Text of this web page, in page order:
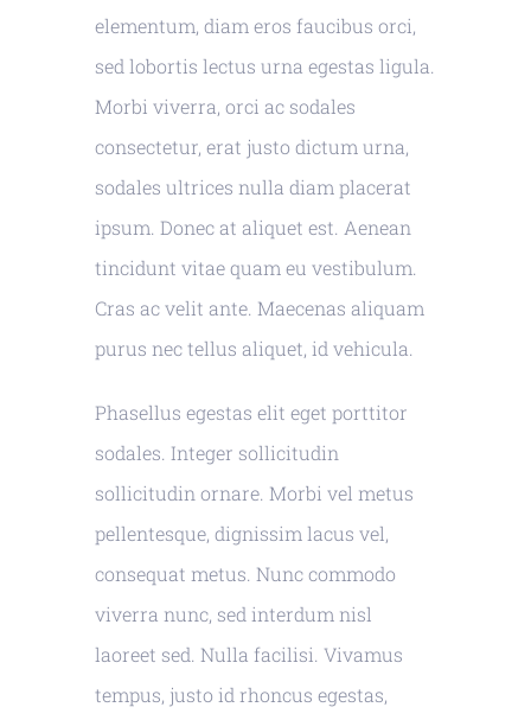
elementum, diam eros faucibus orci,
sed lobortis lectus urna egestas ligula.
Morbi viverra, orci ac sodales
consectetur, erat justo dictum urna,
sodales ultrices nulla diam placerat
ipsum. Donec at aliquet est. Aenean
tincidunt vitae quam eu vestibulum.
Cras ac velit ante. Maecenas aliquam
purus nec tellus aliquet, id vehicula.
Phasellus egestas elit eget porttitor
sodales. Integer sollicitudin
sollicitudin ornare. Morbi vel metus
pellentesque, dignissim lacus vel,
consequat metus. Nunc commodo
viverra nunc, sed interdum nisl
laoreet sed. Nulla facilisi. Vivamus
tempus, justo id rhoncus egestas,